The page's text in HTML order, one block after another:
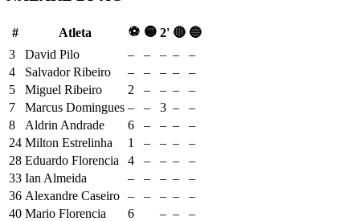
# Atleta ⚽ 🟡 2' 🔴 🔵
3
David Pilo – – – –
–
4
Salvador Ribeiro – – – –
–
5
Miguel Ribeiro 2 – – –
–
7
Marcus Domingues – – 3 –
–
8
Aldrin Andrade 6 – – –
–
24 Milton Estrelinha 1 – – –
–
28 Eduardo Florencia 4 – – –
–
33 Ian Almeida – – – –
–
36 Alexandre Caseiro – – – –
–
40 Mario Florencia 6 – –
–